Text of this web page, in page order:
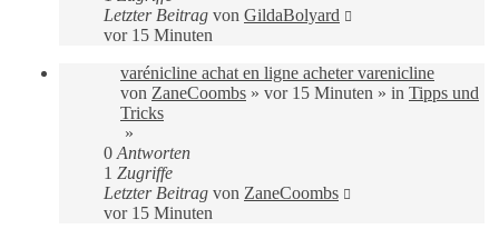
Letzter Beitrag von GildaBolyard
vor 15 Minuten
varénicline achat en ligne acheter varenicline
von ZaneCoombs » vor 15 Minuten » in Tipps und
Tricks
»
0 Antworten
1 Zugriffe
Letzter Beitrag von ZaneCoombs
vor 15 Minuten